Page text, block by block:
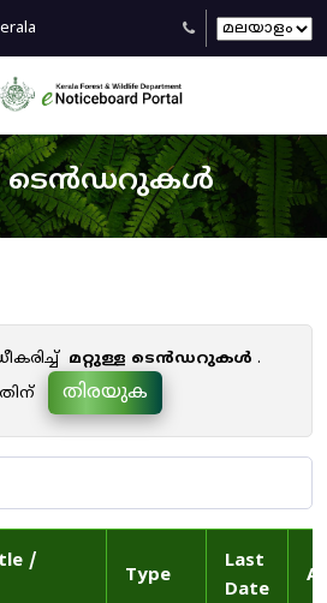
ടെൻഡറുകൾ
മറ്റുള്ള ടെൻഡറുകൾ .
തിരയുക
/
Type
Last
Date